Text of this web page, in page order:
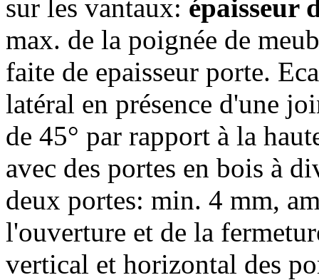
sur les vantaux: épaisseur
max. de la poignée de
faite de epaisseur porte.
latéral en présence d'une
de 45° par rapport à la
avec des portes en bois à
deux portes: min. 4 mm,
l'ouverture et de la
vertical et horizontal des